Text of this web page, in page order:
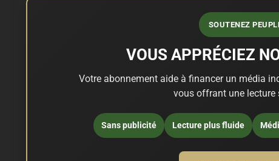
SOUTENEZ
VOUS APPRÉCIEZ
Votre abonnement aide à financer un média
vous offrant une lecture
Sans publicité Lecture plus fluide